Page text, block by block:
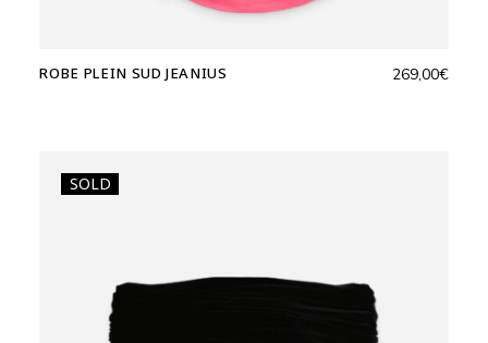
ROBE PLEIN SUD JEANIUS 269,00€
SOLD